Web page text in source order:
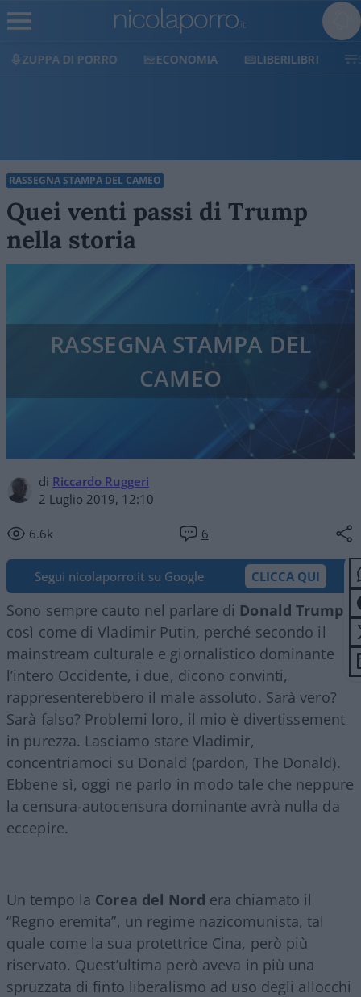
ECONOMIA LIBERILIBRI SHOP SOSTIENICI
RASSEGNA STAMPA DEL CAMEO
Quei venti passi di Trump
nella storia
di Riccardo Ruggeri
2 Luglio 2019, 12:10
6.6k 6
RASSEGNA STAMPA DEL
CAMEO
Segui nicolaporro.it su Google CLICCA QUI
Sono sempre cauto nel parlare di Donald Trump
così come di Vladimir Putin, perché secondo il
mainstream culturale e giornalistico dominante
l’intero Occidente, i due, dicono convinti,
rappresenterebbero il male assoluto. Sarà vero?
Sarà falso? Problemi loro, il mio è divertissement
in purezza. Lasciamo stare Vladimir,
concentriamoci su Donald (pardon, The Donald).
Ebbene sì, oggi ne parlo in modo tale che neppure
la censura-autocensura dominante avrà nulla da
eccepire.
Un tempo la Corea del Nord era chiamato il
“Regno eremita”, un regime nazicomunista, tal
quale come la sua protettrice Cina, però più
riservato. Quest’ultima però aveva in più una
spruzzata di finto liberalismo ad uso degli allocchi